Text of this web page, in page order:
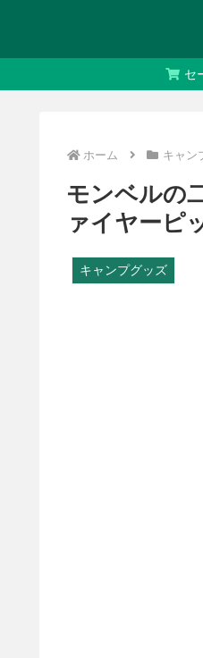
セ
ホーム キャン
モンベルの
ァイヤーピ
キャンプグッズ